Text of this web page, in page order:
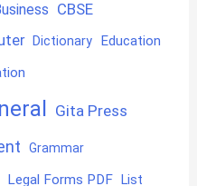
CBSE
Dictionary Education
Gita Press
Grammar
Legal Forms PDF List